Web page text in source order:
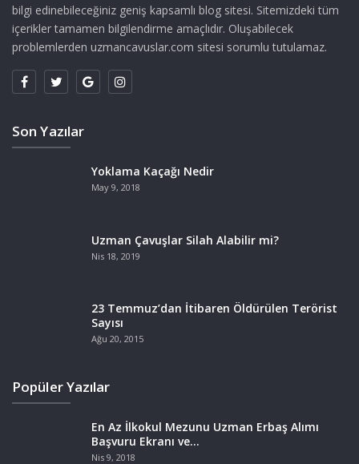
bilgi edinebileceğiniz geniş kapsamlı blog sitesi. Sitemizdeki tüm
içerikler tamamen bilgilendirme amaçlıdır. Oluşabilecek
problemlerden uzmancavuslar.com sitesi sorumlu tutulamaz.
Son Yazılar
Yoklama Kaçağı Nedir
May 9, 2018
Uzman Çavuşlar Silah Alabilir mi?
Nis 18, 2019
23 Temmuz’dan İtibaren Öldürülen Terörist
Sayısı
Ağu 20, 2015
Popüler Yazılar
En Az İlkokul Mezunu Uzman Erbaş Alımı
Başvuru Ekranı ve…
Nis 9, 2018